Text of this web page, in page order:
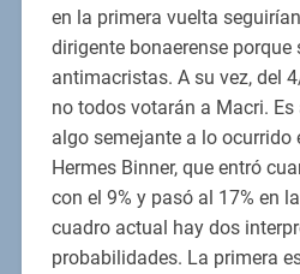
en la primera vuelta
dirigente bonaerense porque
antimacristas. A su vez, del
no todos votarán a Macri.
algo semejante a lo ocurrido
Hermes Binner, que entró
con el 9% y pasó al 17% en
cuadro actual hay dos
probabilidades. La primera